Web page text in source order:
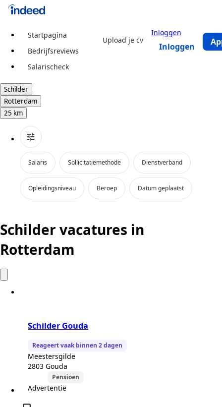
Startpagina
Bedrijfsreviews
Salarischeck
Upload je cv
Inloggen
Inloggen
Begin van hoofdcontent
Schilder
Rotterdam
25 km
Salaris Sollicitatiemethode Dienstverband
Opleidingsniveau Beroep Datum geplaatst
Schilder vacatures in
Rotterdam
Schilder Gouda
Reageert vaak binnen 2 dagen
Meestersgilde
2803 Gouda
Pensioen
Advertentie